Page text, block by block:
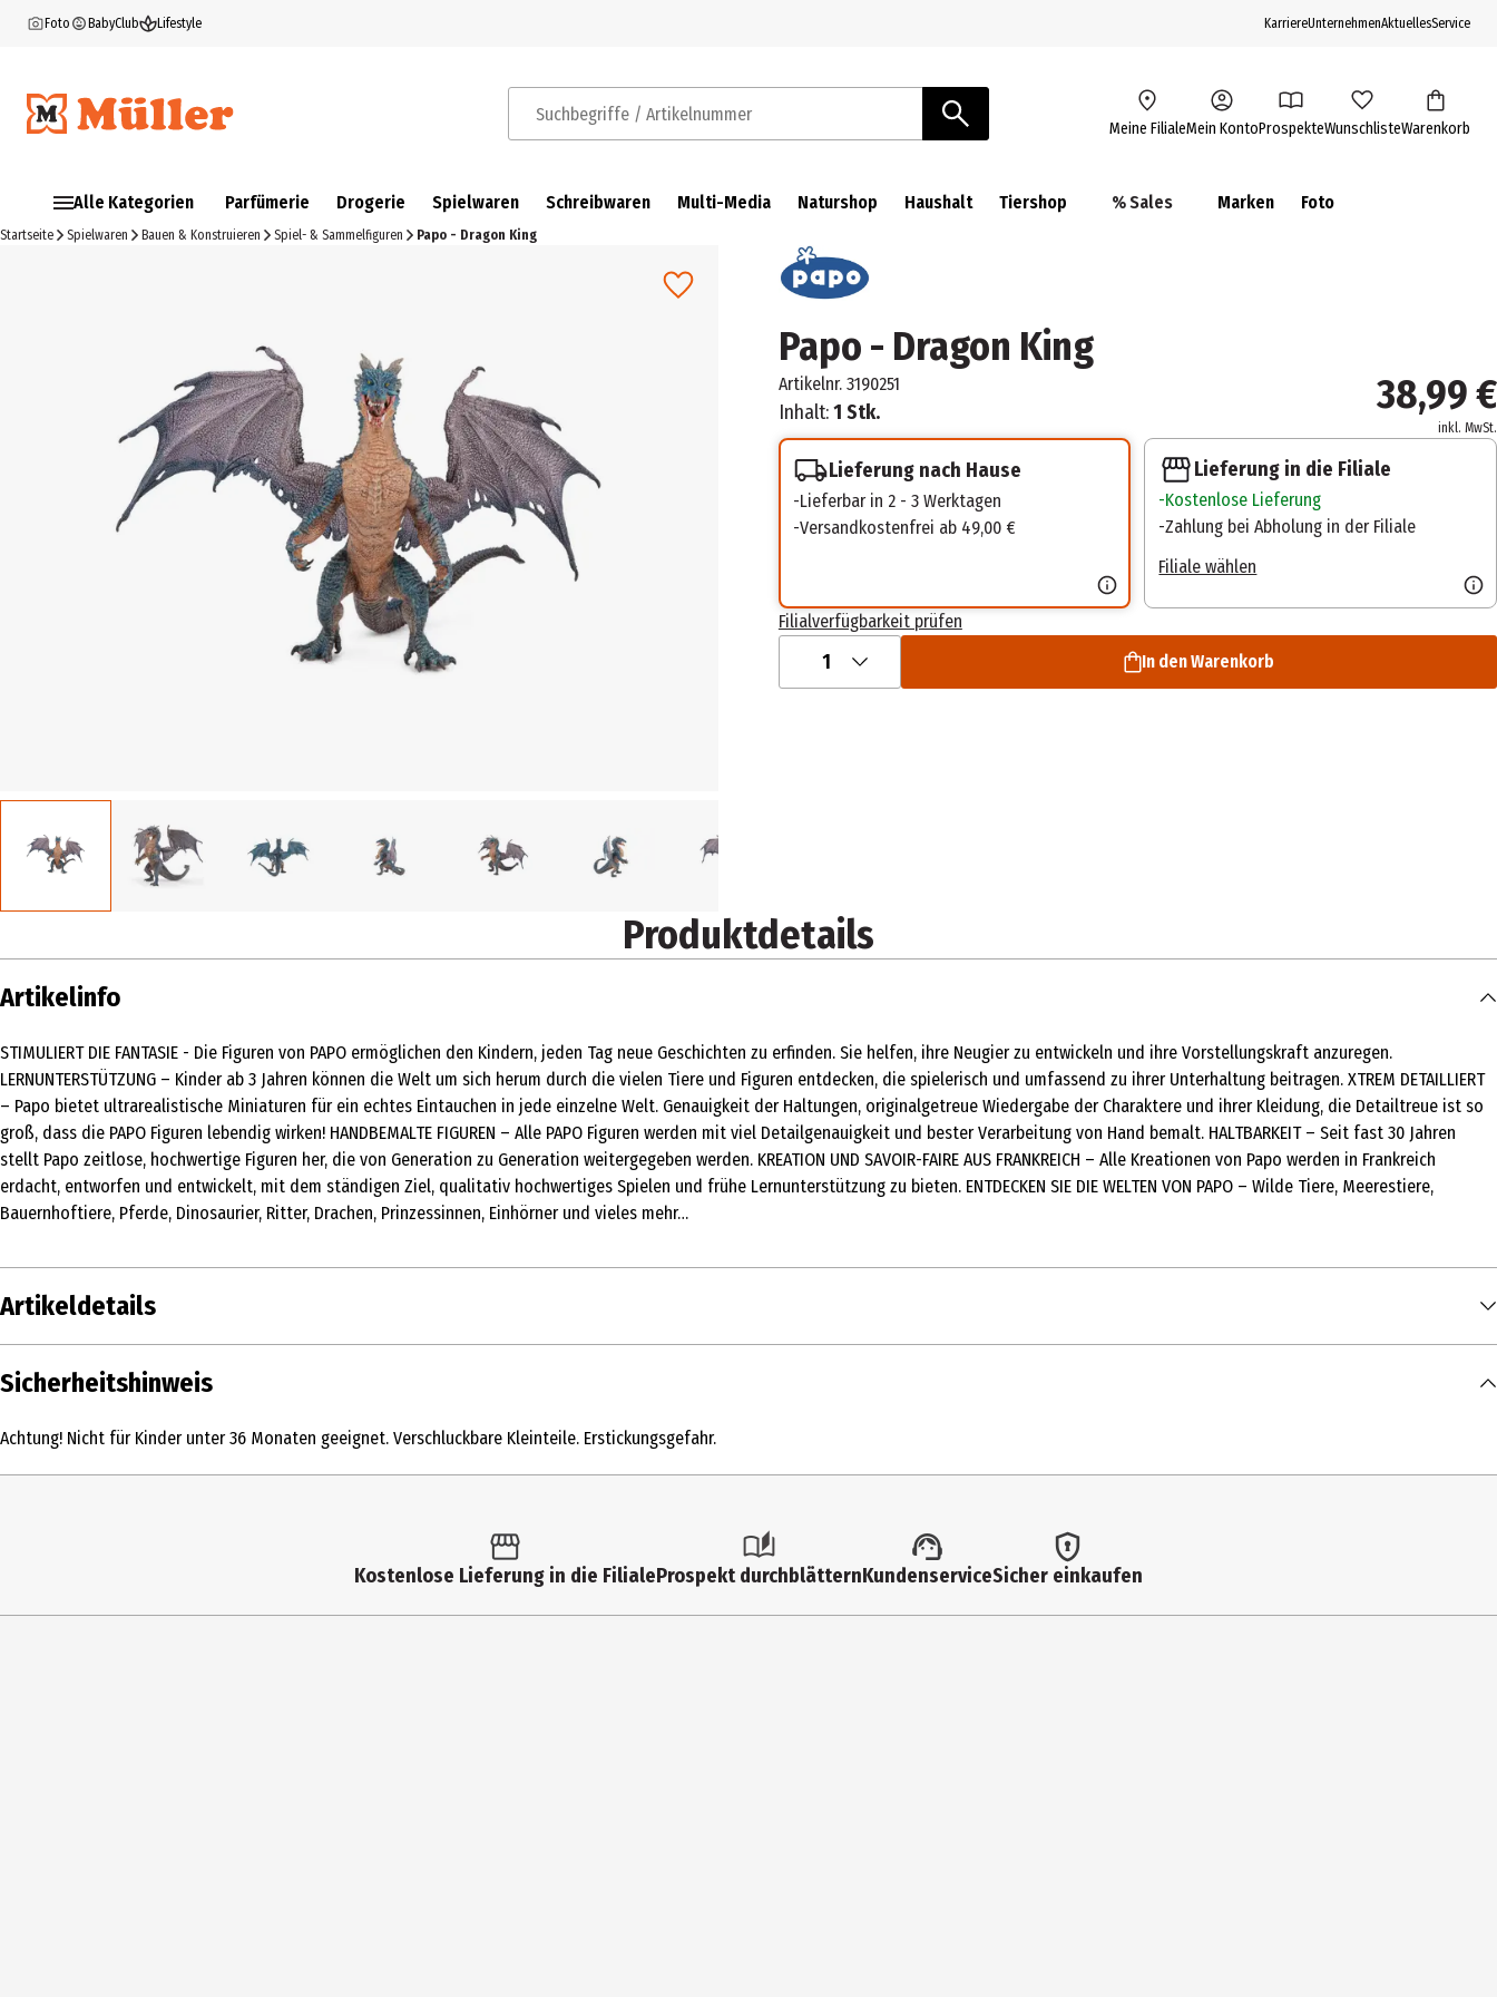
Foto BabyClub Lifestyle KarriereUnternehmenAktuellesService
Suchbegriffe / Artikelnummer Meine FilialeMein KontoProspekteWunschlisteWarenkorb
Alle Kategorien Parfümerie Drogerie Spielwaren Schreibwaren Multi-Media Naturshop Haushalt Tiershop % Sales Marken Foto
Startseite Spielwaren Bauen & Konstruieren Spiel- & Sammelfiguren Papo - Dragon King
Papo - Dragon King
Artikelnr. 3190251
Inhalt:1 Stk. 38,99 €
inkl. MwSt.
Lieferung nach Hause
Lieferbar in 2 - 3 Werktagen
Versandkostenfrei ab 49,00 €
Lieferung in die Filiale
Kostenlose Lieferung
Zahlung bei Abholung in der Filiale
Filiale wählen
Filialverfügbarkeit prüfen
1 In den Warenkorb
Produktdetails
Artikelinfo
STIMULIERT DIE FANTASIE - Die Figuren von PAPO ermöglichen den Kindern, jeden Tag neue Geschichten zu erfinden. Sie helfen, ihre Neugier zu entwickeln und ihre Vorstellungskraft anzuregen.
LERNUNTERSTÜTZUNG – Kinder ab 3 Jahren können die Welt um sich herum durch die vielen Tiere und Figuren entdecken, die spielerisch und umfassend zu ihrer Unterhaltung beitragen. XTREM DETAILLIERT
– Papo bietet ultrarealistische Miniaturen für ein echtes Eintauchen in jede einzelne Welt. Genauigkeit der Haltungen, originalgetreue Wiedergabe der Charaktere und ihrer Kleidung, die Detailtreue ist so
groß, dass die PAPO Figuren lebendig wirken! HANDBEMALTE FIGUREN – Alle PAPO Figuren werden mit viel Detailgenauigkeit und bester Verarbeitung von Hand bemalt. HALTBARKEIT – Seit fast 30 Jahren
stellt Papo zeitlose, hochwertige Figuren her, die von Generation zu Generation weitergegeben werden. KREATION UND SAVOIR-FAIRE AUS FRANKREICH – Alle Kreationen von Papo werden in Frankreich
erdacht, entworfen und entwickelt, mit dem ständigen Ziel, qualitativ hochwertiges Spielen und frühe Lernunterstützung zu bieten. ENTDECKEN SIE DIE WELTEN VON PAPO – Wilde Tiere, Meerestiere,
Bauernhoftiere, Pferde, Dinosaurier, Ritter, Drachen, Prinzessinnen, Einhörner und vieles mehr…
Artikeldetails
Inhalt
Papo SAS
Sicherheitshinweis
Achtung! Nicht für Kinder unter 36 Monaten geeignet. Verschluckbare Kleinteile. Erstickungsgefahr.
Kostenlose Lieferung in die FilialeProspekt durchblätternKundenserviceSicher einkaufen